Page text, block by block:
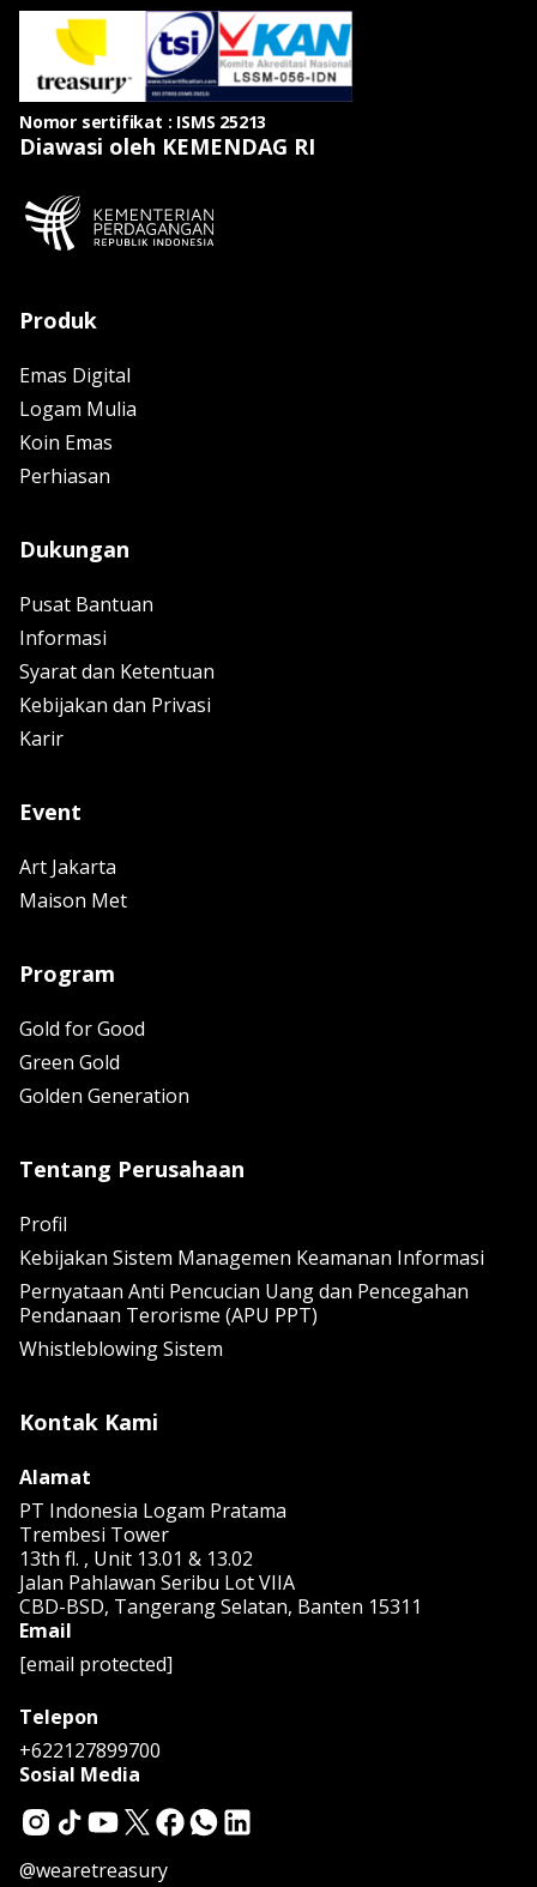
Nomor sertifikat : ISMS 25213
Diawasi oleh KEMENDAG RI
Produk
Emas Digital
Logam Mulia
Koin Emas
Perhiasan
Dukungan
Pusat Bantuan
Informasi
Syarat dan Ketentuan
Kebijakan dan Privasi
Karir
Event
Art Jakarta
Maison Met
Program
Gold for Good
Green Gold
Golden Generation
Tentang Perusahaan
Profil
Kebijakan Sistem Managemen Keamanan Informasi
Pernyataan Anti Pencucian Uang dan Pencegahan
Pendanaan Terorisme (APU PPT)
Whistleblowing Sistem
Kontak Kami
Alamat
PT Indonesia Logam Pratama
Trembesi Tower
13th fl. , Unit 13.01 & 13.02
Jalan Pahlawan Seribu Lot VIIA
CBD-BSD, Tangerang Selatan, Banten 15311
Email
[email protected]
Telepon
+622127899700
Sosial Media
@wearetreasury